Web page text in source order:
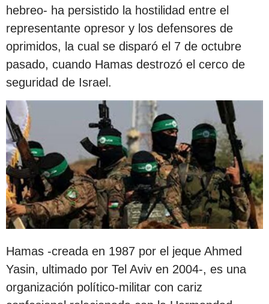
hebreo- ha persistido la hostilidad entre el
representante opresor y los defensores de
oprimidos, la cual se disparó el 7 de octubre
pasado, cuando Hamas destrozó el cerco de
seguridad de Israel.
Hamas -creada en 1987 por el jeque Ahmed
Yasin, ultimado por Tel Aviv en 2004-, es una
organización político-militar con cariz